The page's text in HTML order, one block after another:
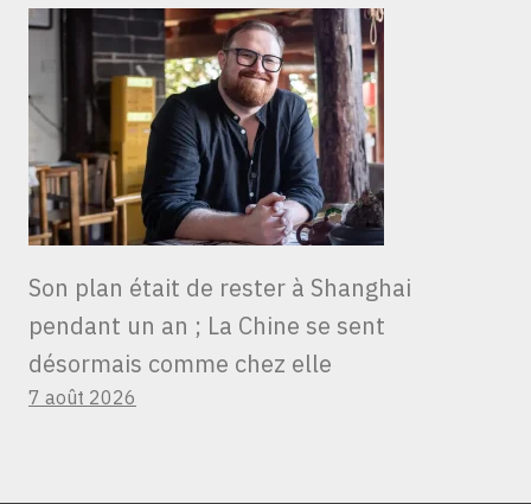
Son plan était de rester à Shanghai
pendant un an ; La Chine se sent
désormais comme chez elle
7 août 2026